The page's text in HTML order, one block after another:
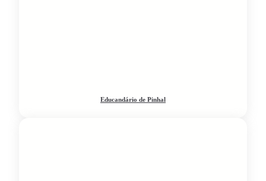
Educandário de Pinhal